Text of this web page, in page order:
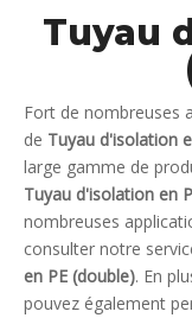
Tuyau
Fort de nombreuses
de Tuyau d'isolation
large gamme de
Tuyau d'isolation en
nombreuses
consulter notre
en PE (double). En
pouvez également